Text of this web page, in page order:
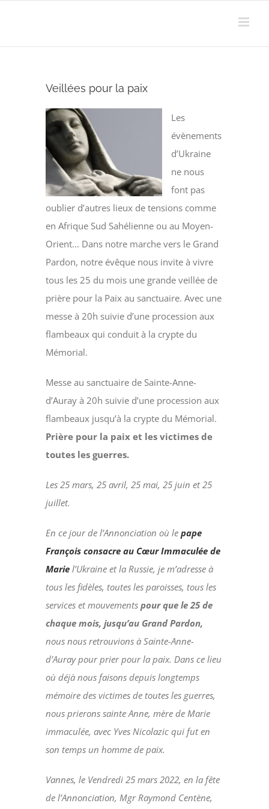
contenu
Veillées pour la paix
Les
évènements
d’Ukraine
ne nous
font pas
oublier d’autres lieux de tensions comme
en Afrique Sud Sahélienne ou au Moyen-
Orient… Dans notre marche vers le Grand
Pardon, notre évêque nous invite à vivre
tous les 25 du mois une grande veillée de
prière pour la Paix au sanctuaire. Avec une
messe à 20h suivie d’une procession aux
flambeaux qui conduit à la crypte du
Mémorial.
Messe au sanctuaire de Sainte-Anne-
d’Auray à 20h suivie d’une procession aux
flambeaux jusqu’à la crypte du Mémorial.
Prière pour la paix et les victimes de
toutes les guerres.
Les 25 mars, 25 avril, 25 mai, 25 juin et 25
juillet.
En ce jour de l’Annonciation où le pape
François consacre au Cœur Immaculée de
Marie l’Ukraine et la Russie, je m’adresse à
tous les fidèles, toutes les paroisses, tous les
services et mouvements pour que le 25 de
chaque mois, jusqu’au Grand Pardon,
nous nous retrouvions à Sainte-Anne-
d’Auray pour prier pour la paix. Dans ce lieu
où déjà nous faisons depuis longtemps
mémoire des victimes de toutes les guerres,
nous prierons sainte Anne, mère de Marie
immaculée, avec Yves Nicolazic qui fut en
son temps un homme de paix.
Vannes, le Vendredi 25 mars 2022,en la fête
de l’Annonciation,Mgr Raymond Centène,